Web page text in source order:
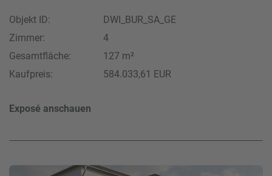
Objekt ID:
DWI_BUR_SA_GE
Zimmer:
4
Gesamtfläche:
127 m²
Kaufpreis:
584.033,61 EUR
Exposé anschauen